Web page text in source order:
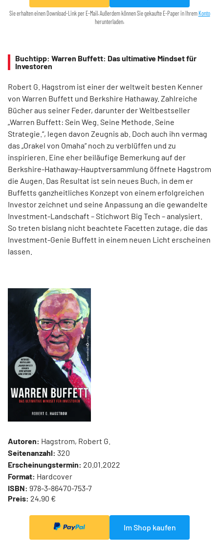
Sie erhalten einen Download-Link per E-Mail. Außerdem können Sie gekaufte E-Paper in Ihrem Konto
herunterladen.
Buchtipp: Warren Buffett: Das ultimative Mindset für
Investoren
Robert G. Hagstrom ist einer der weltweit besten Kenner
von Warren Buffett und Berkshire Hathaway. Zahlreiche
Bücher aus seiner Feder, darunter der Weltbestseller
„Warren Buffett: Sein Weg. Seine Methode. Seine
Strategie.“, legen davon Zeugnis ab. Doch auch ihn vermag
das „Orakel von Omaha“ noch zu verblüffen und zu
inspirieren. Eine eher beiläufige Bemerkung auf der
Berkshire-Hathaway-Hauptversammlung öffnete Hagstrom
die Augen. Das Resultat ist sein neues Buch, ­in dem er
Buffetts ganzheitliches Konzept von einem erfolgreichen
Investor zeichnet und seine Anpassung an die gewandelte
Investment-Landschaft – Stichwort Big Tech – analysiert.
So treten bislang nicht beachtete Facetten zutage, die das
Investment-Genie Buffett in einem neuen Licht erscheinen
lassen.
Autoren: Hagstrom, Robert G.
Seitenanzahl: 320
Erscheinungstermin: 20.01.2022
Format: Hardcover
ISBN: 978-3-86470-753-7
Preis: 24,90 €
Im Shop kaufen